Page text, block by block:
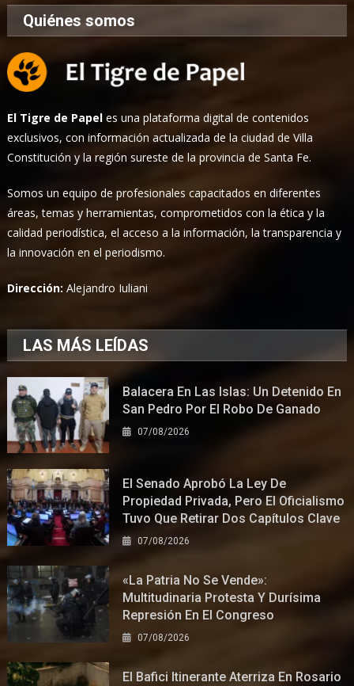
Quiénes somos
El Tigre de Papel es una plataforma digital de contenidos
exclusivos, con información actualizada de la ciudad de Villa
Constitución y la región sureste de la provincia de Santa Fe.
Somos un equipo de profesionales capacitados en diferentes
áreas, temas y herramientas, comprometidos con la ética y la
calidad periodística, el acceso a la información, la transparencia y
la innovación en el periodismo.
Dirección:Alejandro Iuliani
LAS MÁS LEÍDAS
Balacera En Las Islas: Un Detenido En
San Pedro Por El Robo De Ganado
07/08/2026
El Senado Aprobó La Ley De
Propiedad Privada, Pero El Oficialismo
Tuvo Que Retirar Dos Capítulos Clave
07/08/2026
«La Patria No Se Vende»:
Multitudinaria Protesta Y Durísima
Represión En El Congreso
07/08/2026
El Bafici Itinerante Aterriza En Rosario